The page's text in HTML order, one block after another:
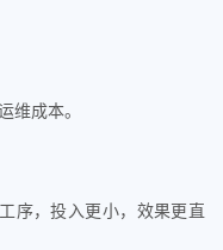
维成本。
序，投入更小，效果更直